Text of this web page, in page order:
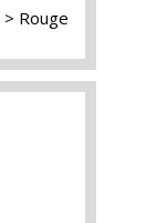
Rouge